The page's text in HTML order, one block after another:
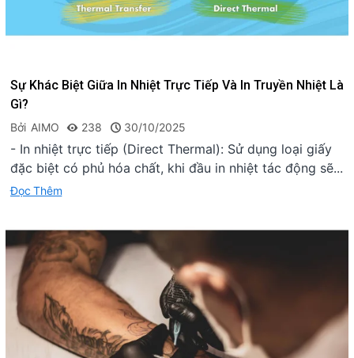
Sự Khác Biệt Giữa In Nhiệt Trực Tiếp Và In Truyền Nhiệt Là
Gì?
Bởi AIMO 238 30/10/2025
- In nhiệt trực tiếp (Direct Thermal): Sử dụng loại giấy
đặc biệt có phủ hóa chất, khi đầu in nhiệt tác động sẽ...
Đọc Thêm